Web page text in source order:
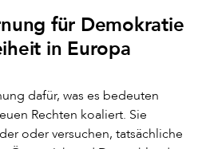
für Demokratie
in Europa
dafür, was es bedeuten
Rechten koaliert. Sie
oder versuchen, tatsächliche